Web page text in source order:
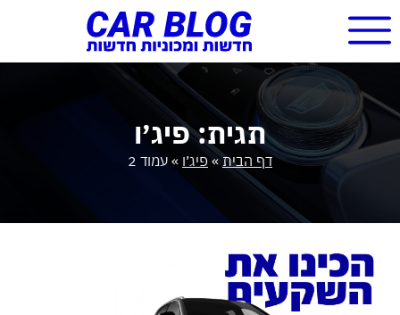
תגית: פיג׳ו
דף הבית» פיג׳ו » עמוד 2